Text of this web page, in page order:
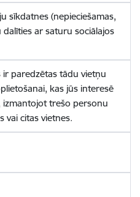
sīkdatnes (nepieciešamas,
dalīties ar saturu sociālajos
ir paredzētas tādu vietņu
kas jūs interesē
izmantojot trešo personu
vai citas vietnes.